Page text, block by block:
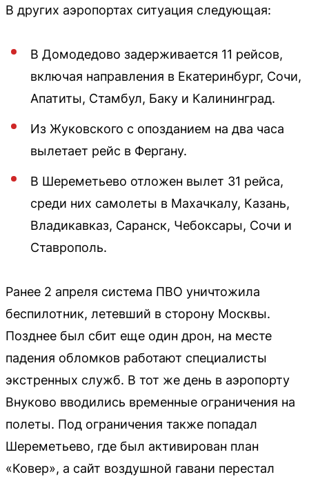
В других аэропортах ситуация следующая:
В Домодедово задерживается 11 рейсов,
включая направления в Екатеринбург, Сочи,
Апатиты, Стамбул, Баку и Калининград.
Из Жуковского с опозданием на два часа
вылетает рейс в Фергану.
В Шереметьево отложен вылет 31 рейса,
среди них самолеты в Махачкалу, Казань,
Владикавказ, Саранск, Чебоксары, Сочи и
Ставрополь.
Ранее 2 апреля система ПВО уничтожила
беспилотник, летевший в сторону Москвы.
Позднее был сбит еще один дрон, на месте
падения обломков работают специалисты
экстренных служб. В тот же день в аэропорту
Внуково вводились временные ограничения на
полеты. Под ограничения также попадал
Шереметьево, где был активирован план
«Ковер», а сайт воздушной гавани перестал